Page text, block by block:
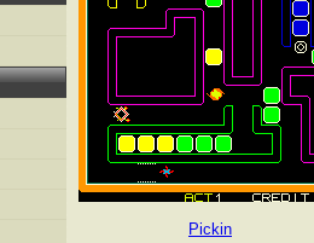
Pickin